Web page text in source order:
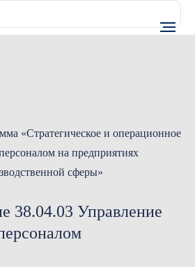
«Стратегическое и операционное
на предприятиях
сферы»
38.04.03 Управление